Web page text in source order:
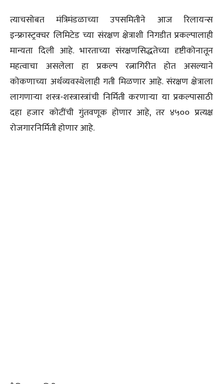
त्याचसोबत मंत्रिमंडळाच्या उपसमितीने आज रिलायन्स
इन्फ्रास्ट्रक्चर लिमिटेड च्या संरक्षण क्षेत्राशी निगडीत प्रकल्पालाही
मान्यता दिली आहे. भारताच्या संरक्षणसिद्धतेच्या दृष्टीकोनातून
महत्वाचा असलेला हा प्रकल्प रत्नागिरीत होत असल्याने
कोकणाच्या अर्थव्यवस्थेलाही गती मिळणार आहे. संरक्षण क्षेत्राला
लागणाऱ्या शस्त्र-शस्त्रास्त्रांची निर्मिती करणाऱ्या या प्रकल्पासाठी
दहा हजार कोटींची गुंतवणूक होणार आहे, तर ४५०० प्रत्यक्ष
रोजगारनिर्मिती होणार आहे.